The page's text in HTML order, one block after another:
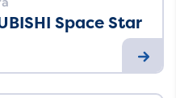
Space Star